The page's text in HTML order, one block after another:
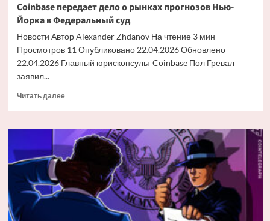
Coinbase передает дело о рынках прогнозов Нью-
Йорка в Федеральный суд
Новости Автор Alexander Zhdanov На чтение 3 мин
Просмотров 11 Опубликовано 22.04.2026 Обновлено
22.04.2026 Главный юрисконсульт Coinbase Пол Гревал
заявил...
Читать далееПрочитать
Coinbase
передает
дело
о
рынках
прогнозов
Нью-